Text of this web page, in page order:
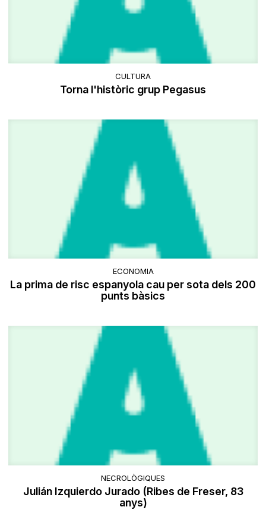
CULTURA
Torna l'històric grup Pegasus
ECONOMIA
La prima de risc espanyola cau per sota dels 200
punts bàsics
NECROLÒGIQUES
Julián Izquierdo Jurado (Ribes de Freser, 83
anys)